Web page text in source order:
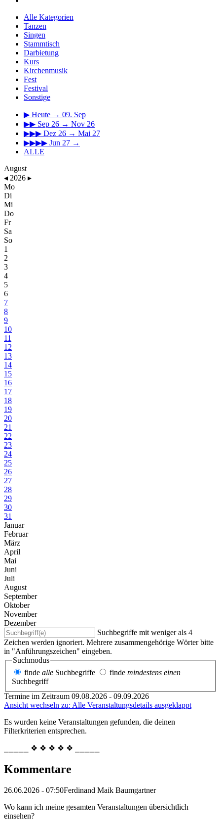
Alle Kategorien
Tanzen
Singen
Stammtisch
Darbietung
Kurs
Kirchenmusik
Fest
Festival
Sonstige
▶ Heute → 09. Sep
▶▶ Sep 26 → Nov 26
▶▶▶ Dez 26 → Mai 27
▶▶▶▶ Jun 27 →
ALLE
August
◂ 2026 ▸
Mo
Di
Mi
Do
Fr
Sa
So
1
2
3
4
5
6
7
8
9
10
11
12
13
14
15
16
17
18
19
20
21
22
23
24
25
26
27
28
29
30
31
Januar
Februar
März
April
Mai
Juni
Juli
August
September
Oktober
November
Dezember
Suchbegriffe mit weniger als 4
Zeichen werden ignoriert. Mehrere zusammengehörige Wörter bitte
in "Anführungszeichen" eingeben.
Suchmodus
finde alle Suchbegriffe finde mindestens einen
Suchbegriff
Termine im Zeitraum 09.08.2026 - 09.09.2026
Ansicht wechseln zu: Alle Veranstaltungsdetails ausgeklappt
Es wurden keine Veranstaltungen gefunden, die deinen
Filterkriterien entsprechen.
⎯⎯⎯⎯⎯ ❖ ❖ ❖ ❖ ❖ ⎯⎯⎯⎯⎯
Kommentare
26.06.2026 - 07:50Ferdinand Maik Baumgartner
Wo kann ich meine gesamten Veranstaltungen übersichtlich
einsehen?